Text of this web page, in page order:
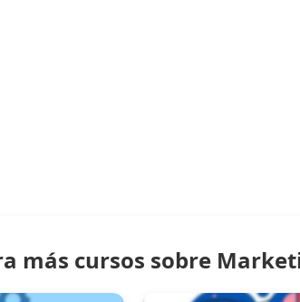
más cursos sobre